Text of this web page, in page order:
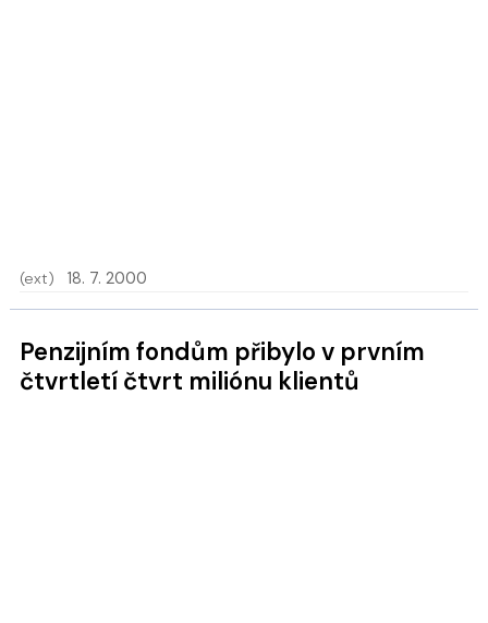
(ext) 18. 7. 2000
Penzijním fondům přibylo v prvním
čtvrtletí čtvrt miliónu klientů